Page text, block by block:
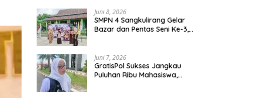
Juni 8, 2026
SMPN 4 Sangkulirang Gelar
Bazar dan Pentas Seni Ke-3,
Juni 7, 2026
GratisPol Sukses Jangkau
Puluhan Ribu Mahasiswa,